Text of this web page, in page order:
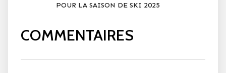
POUR LA SAISON DE SKI 2025
COMMENTAIRES